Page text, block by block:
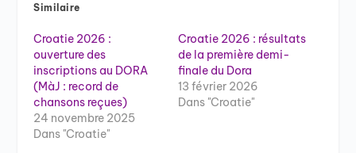
Similaire
Croatie 2026 :
ouverture des
inscriptions au DORA
(MàJ : record de
chansons reçues)
24 novembre 2025
Dans "Croatie"
Croatie 2026 : résultats
de la première demi-
finale du Dora
13 février 2026
Dans "Croatie"